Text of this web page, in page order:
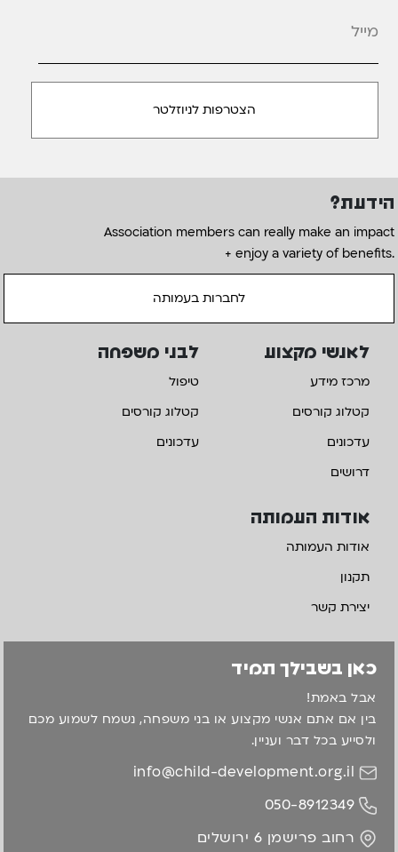
הידעת?
Association members can really make an impact
+ enjoy a variety of benefits.
לחברות בעמותה
אודות העמותה
אודות העמותה
תקנון
יצירת קשר
לאנשי מקצוע
מרכז מידע
קטלוג קורסים
עדכונים
דרושים
לבני משפחה
טיפול
קטלוג קורסים
עדכונים
כאן בשבילך תמיד
אבל באמת!
בין אם אתם אנשי מקצוע או בני משפחה, נשמח לשמוע מכם
ולסייע בכל דבר ועניין.
info@child-development.org.il
050-8912349
רחוב פרישמן 6 ירושלים